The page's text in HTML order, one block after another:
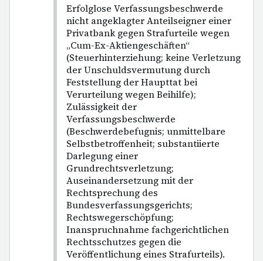
Erfolglose Verfassungsbeschwerde
nicht angeklagter Anteilseigner einer
Privatbank gegen Strafurteile wegen
„Cum-Ex-Aktiengeschäften“
(Steuerhinterziehung; keine Verletzung
der Unschuldsvermutung durch
Feststellung der Haupttat bei
Verurteilung wegen Beihilfe);
Zulässigkeit der
Verfassungsbeschwerde
(Beschwerdebefugnis; unmittelbare
Selbstbetroffenheit; substantiierte
Darlegung einer
Grundrechtsverletzung;
Auseinandersetzung mit der
Rechtsprechung des
Bundesverfassungsgerichts;
Rechtswegerschöpfung;
Inanspruchnahme fachgerichtlichen
Rechtsschutzes gegen die
Veröffentlichung eines Strafurteils).